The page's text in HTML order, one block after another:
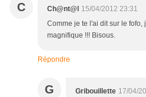
C Ch@nt@l
15/04/2012 23:31
Comme je te l'ai dit sur le fofo,
magnifique !!! Bisous.
Répondre
G Gribouillette 17/04/